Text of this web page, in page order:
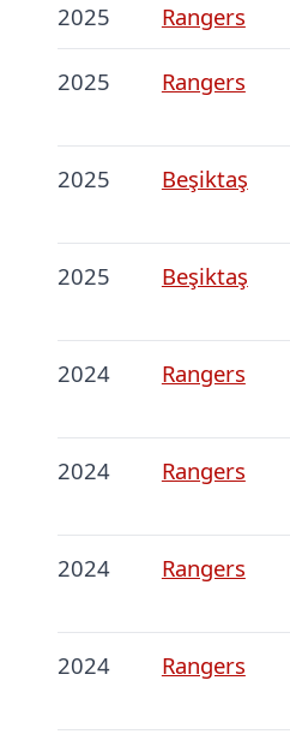
2025 Rangers
2025 Rangers
2025 Beşiktaş
2025 Beşiktaş
2024 Rangers
2024 Rangers
2024 Rangers
2024 Rangers